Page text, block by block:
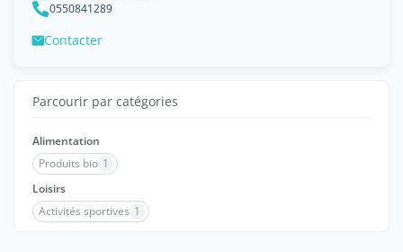
0550841289
Contacter
Parcourir par catégories
Alimentation
Produits bio 1
Loisirs
Activités sportives 1